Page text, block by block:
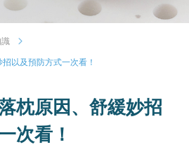
以及預防方式一次看！
枕原因、舒緩妙招
次看！